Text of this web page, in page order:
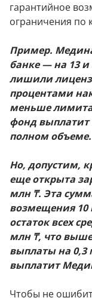
гарантийное
ограничения по
Пример.
банке — на 13
лишили
процентами
меньше
фонд выплатит
полном объеме.
Но, допустим,
еще открыта
млн ₸. Эта
возмещения 10
остаток всех
млн ₸, что
выплаты на 0,3
выплатит
Чтобы не